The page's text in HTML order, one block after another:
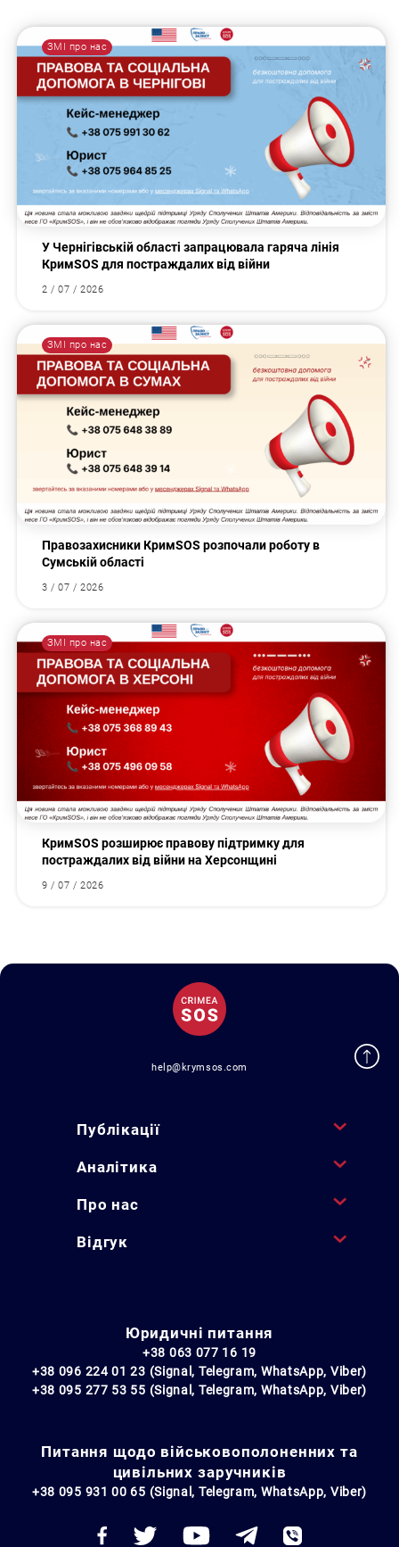
ЗМІ про нас
У Чернігівській області запрацювала гаряча лінія
КримSOS для постраждалих від війни
2 / 07 / 2026
ЗМІ про нас
Правозахисники КримSOS розпочали роботу в
Сумській області
3 / 07 / 2026
ЗМІ про нас
КримSOS розширює правову підтримку для
постраждалих від війни на Херсонщині
9 / 07 / 2026
help@krymsos.com
Публікації
Аналітика
Про нас
Відгук
Юридичні питання
+38 063 077 16 19
+38 096 224 01 23 (Signal, Telegram, WhatsApp, Viber)
+38 095 277 53 55 (Signal, Telegram, WhatsApp, Viber)
Питання щодо військовополоненних та
цивільних заручників
+38 095 931 00 65 (Signal, Telegram, WhatsApp, Viber)